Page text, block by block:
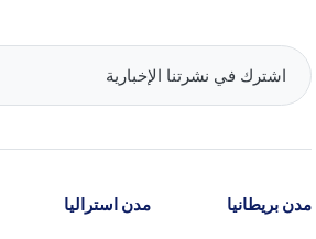
مدن بريطانيا مدن استراليا